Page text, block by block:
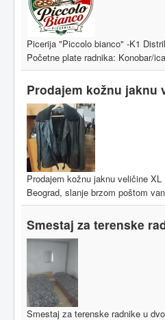
Picerija "Piccolo bianco" -K1
Početne plate radnika: Konobar/
Prodajem kožnu jaknu
Prodajem kožnu jaknu veličine
Beograd, slanje brzom poštom
Smestaj za terenske
Smestaj za terenske radnike u